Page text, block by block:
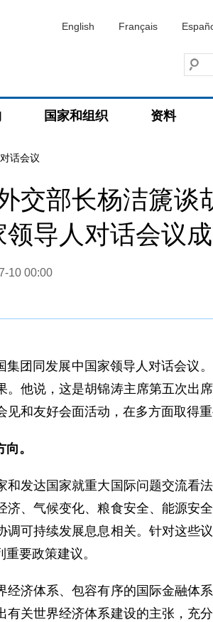
English Français
国家和组织 资料
话会议
部长杨洁篪谈
导人对话会议
10 00:00
同发展中国家领导人对话会议
他说，这是胡锦涛主席第五次出
和友好会面活动，在多方面取得重
。
达国家就重大国际问题交流看
、气候变化、粮食安全、能源安
可持续发展息息相关。针对这些
要政策建议。
体系、包容有序的国际金融体
关世界经济体系建设的主张，充